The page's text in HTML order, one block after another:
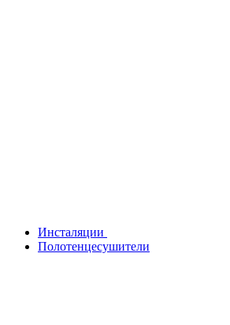
Инсталяции
Полотенцесушители